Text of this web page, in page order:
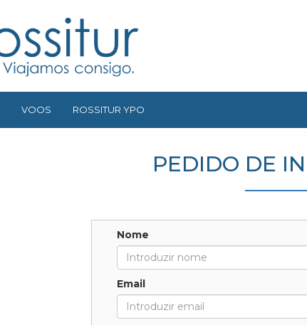
VOOS ROSSITUR YPO
PEDIDO DE
Nome
Email